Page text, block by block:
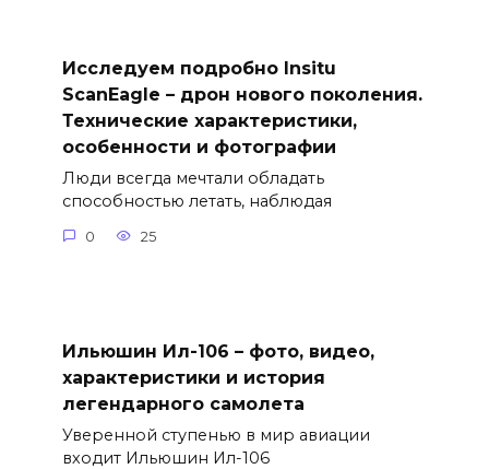
Исследуем подробно Insitu
ScanEagle – дрон нового поколения.
Технические характеристики,
особенности и фотографии
Люди всегда мечтали обладать
способностью летать, наблюдая
0 25
Ильюшин Ил-106 – фото, видео,
характеристики и история
легендарного самолета
Уверенной ступенью в мир авиации
входит Ильюшин Ил-106